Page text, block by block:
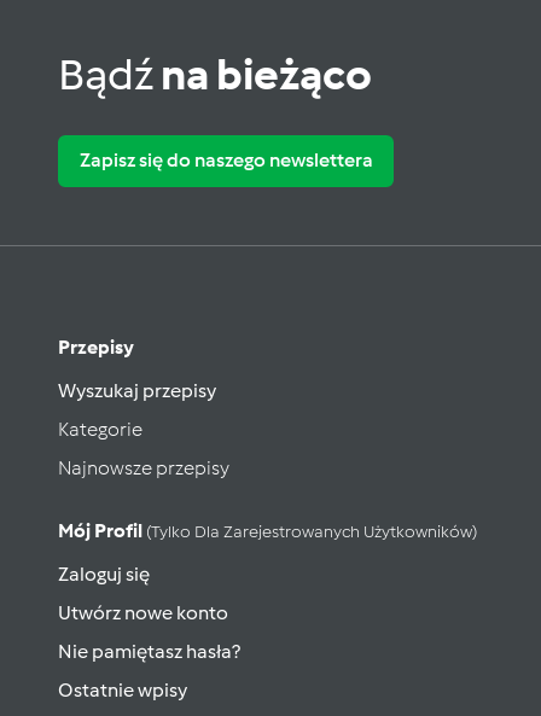
Bądźna bieżąco
Zapisz się do naszego newslettera
Przepisy
Wyszukaj przepisy
Kategorie
Najnowsze przepisy
Mój Profil (tylko Dla Zarejestrowanych Użytkowników)
Zaloguj się
Utwórz nowe konto
Nie pamiętasz hasła?
Ostatnie wpisy